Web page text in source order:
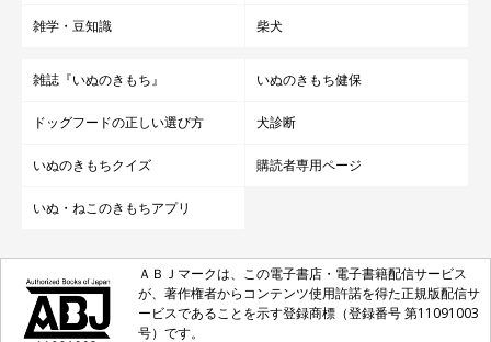
雑学・豆知識 柴犬
雑誌『いぬのきもち』 いぬのきもち健保
ドッグフードの正しい選び方 犬診断
いぬのきもちクイズ 購読者専用ページ
いぬ・ねこのきもちアプリ
ＡＢＪマークは、この電子書店・電子書籍配信サービス
が、著作権者からコンテンツ使用許諾を得た正規版配信サ
ービスであることを示す登録商標（登録番号 第11091003
号）です。